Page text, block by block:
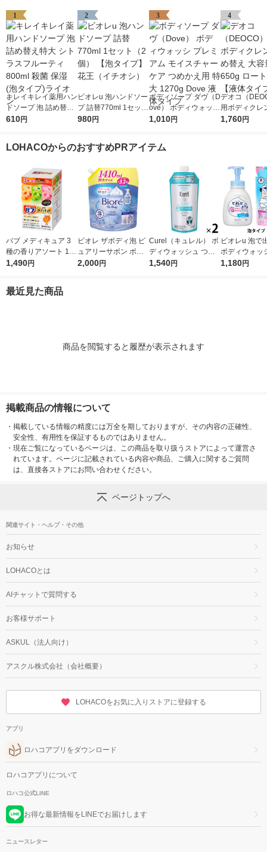
1
キレイキレイ薬用ハン
ドソープ 泡 詰め替え
特大 シトラスフルー
610円
2
ビオレu 泡ハンドソー
プ 詰替770ml 1セット
（2個） 【泡タイプ】
980円
3
ボディソープ ダヴ（D
ove） ボディウォッシ
プレミアム モイスチ
体タイプ
1,010円
4
デオコ（
用ボディクレ
め替え 大容
1,760円
LOHACOからのおすすめPRアイテム
バブ メディキュア 3
種の香りアソート 1箱
（12錠入）高濃度炭
1,490円
ビオレ ザボディ泡 ピ
ュアリーサボン ボデ
ィソープ 詰替特大 14
2,000円
Curel（キュレル） ボ
ディウォッシュ つめ
かえ用 340mL 2個 花
1,540円
ビオレu 泡で
ボディウォッ
体 600ml+詰
1,180円
最近見た商品
商品を閲覧すると履歴が表示されます
掲載商品の情報について
・ 掲載している情報の精度には万全を期しておりますが、その内容の正確性、
安全性、有用性を保証するものではありません。
・ 現在ご覧になっているページは、この商品を取り扱うストアによって運営さ
れています。ページに記載されている内容や商品、ご購入に関するご質問
は、直接各ストアにお問い合わせください。
ページトップへ
関連サイト・ヘルプ・その他
お知らせ
LOHACOとは
AIチャットで質問する
お客様サポート
ASKUL（法人向け）
アスクル株式会社（会社概要）
LOHACOをお気に入りストアに登録する
アプリ
ロハコアプリをダウンロード
ロハコアプリについて
ロハコ公式LINE
お得な最新情報をLINEでお届けします
ニュースレター